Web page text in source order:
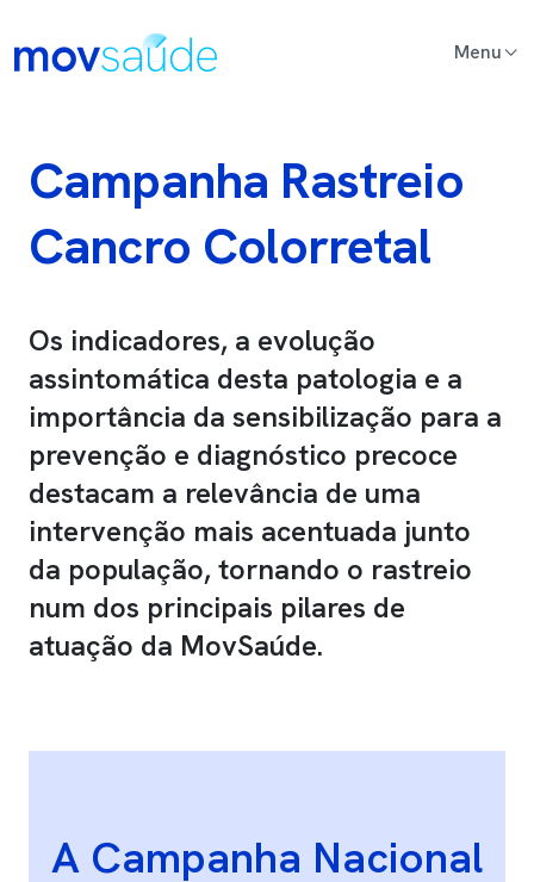
Campanha Rastreio
Cancro Colorretal
Os indicadores, a evolução
assintomática desta patologia e a
importância da sensibilização para a
prevenção e diagnóstico precoce
destacam a relevância de uma
intervenção mais acentuada junto
da população, tornando o rastreio
num dos principais pilares de
atuação da MovSaúde.
A Campanha Nacional